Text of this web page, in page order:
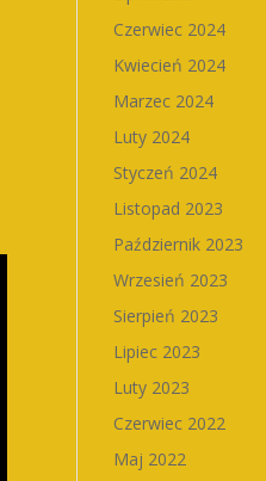
Czerwiec 2024
Kwiecień 2024
Marzec 2024
Luty 2024
Styczeń 2024
Listopad 2023
Październik 2023
Wrzesień 2023
Sierpień 2023
Lipiec 2023
Luty 2023
Czerwiec 2022
Maj 2022